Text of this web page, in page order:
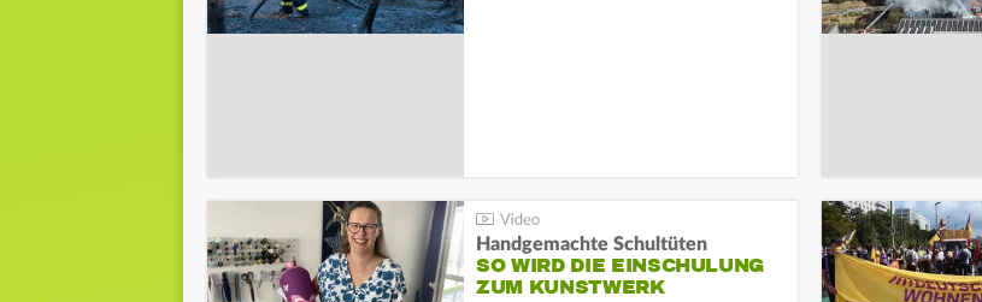
Handgemachte Schultüten
SO WIRD DIE EINSCHULUNG
ZUM KUNSTWERK